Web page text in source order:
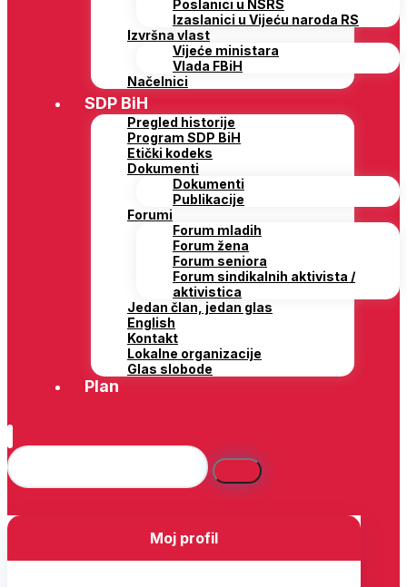
Poslanici u NSRS
Izaslanici u Vijeću naroda RS
Izvršna vlast
Vijeće ministara
Vlada FBiH
Načelnici
SDP BiH
Pregled historije
Program SDP BiH
Etički kodeks
Dokumenti
Dokumenti
Publikacije
Forumi
Forum mladih
Forum žena
Forum seniora
Forum sindikalnih aktivista /
aktivistica
Jedan član, jedan glas
English
Kontakt
Lokalne organizacije
Glas slobode
Plan
Moj profil